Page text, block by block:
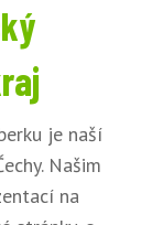
je naší
Našim
na